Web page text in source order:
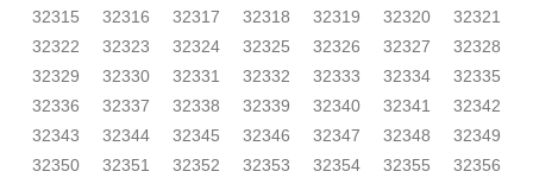
32315
32316 32317 32318 32319 32320
32321
32322
32323 32324 32325 32326 32327
32328
32329
32330 32331 32332 32333 32334
32335
32336
32337 32338 32339 32340 32341
32342
32343
32344 32345 32346 32347 32348
32349
32350
32351 32352 32353 32354 32355
32356